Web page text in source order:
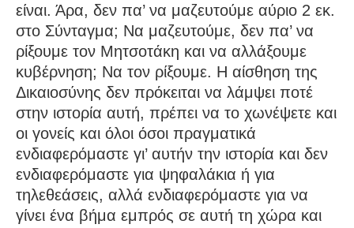
είναι. Άρα, δεν πα’ να μαζευτούμε αύριο 2 εκ.
στο Σύνταγμα; Να μαζευτούμε, δεν πα’ να
ρίξουμε τον Μητσοτάκη και να αλλάξουμε
κυβέρνηση; Να τον ρίξουμε. Η αίσθηση της
Δικαιοσύνης δεν πρόκειται να λάμψει ποτέ
στην ιστορία αυτή, πρέπει να το χωνέψετε και
οι γονείς και όλοι όσοι πραγματικά
ενδιαφερόμαστε γι’ αυτήν την ιστορία και δεν
ενδιαφερόμαστε για ψηφαλάκια ή για
τηλεθεάσεις, αλλά ενδιαφερόμαστε για να
γίνει ένα βήμα εμπρός σε αυτή τη χώρα και